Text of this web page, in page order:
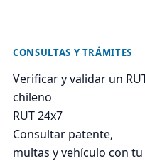
CONSULTAS Y TRÁMITES
Verificar y validar un
chileno
RUT 24x7
Consultar patente,
multas y vehículo con tu